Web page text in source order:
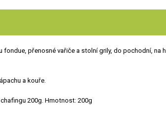
fondue, přenosné vařiče a stolní grily, do pochodní,
a kouře.
200g. Hmotnost: 200g